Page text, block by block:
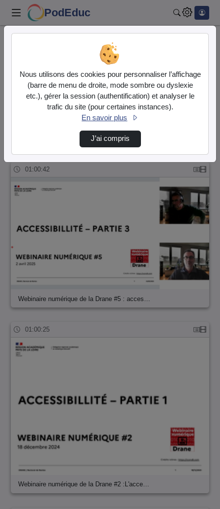
PodEduc
Accompagnement - formation
Accompagnement - formation
Audio
Compétences numériques
5 vidéos trouvées dans ce thème
01:00:42
Webinaire numérique de la Drane #5 : acces…
01:00:25
Webinaire numérique de la Drane #2 :L'acce…
Nous utilisons des cookies pour personnaliser l’affichage
(barre de menu de droite, mode sombre ou dyslexie
etc.), gérer la session (authentification) et analyser le
trafic du site (pour certaines instances).
En savoir plus
J’ai compris